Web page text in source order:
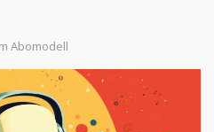
Abomodell